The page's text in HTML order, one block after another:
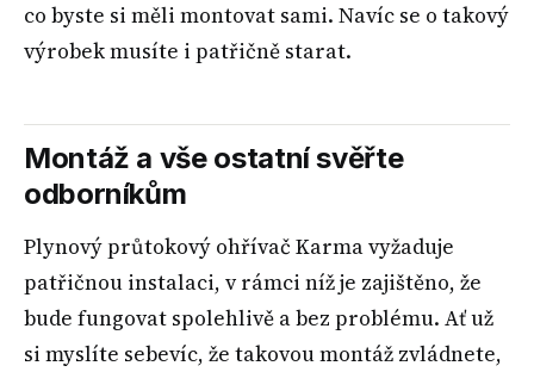
co byste si měli montovat sami. Navíc se o takový
výrobek musíte i patřičně starat.
Montáž a vše ostatní svěřte
odborníkům
Plynový průtokový ohřívač Karma vyžaduje
patřičnou instalaci, v rámci níž je zajištěno, že
bude fungovat spolehlivě a bez problému. Ať už
si myslíte sebevíc, že takovou montáž zvládnete,